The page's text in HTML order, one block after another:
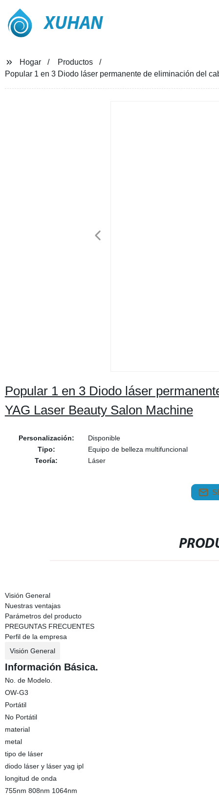
XUHAN
Hogar
Productos
Popular 1 en 3 Diodo láser permanente de eliminación del
Popular 1 en 3 Diodo láser
YAG Laser Beauty Salon Machine
Personalización:
Disponible
Tipo:
Equipo de belleza multifuncional
Teoría:
Láser
Visión General
Nuestras ventajas
Parámetros del producto
PREGUNTAS FRECUENTES
Perfil de la empresa
Visión General
Información Básica.
No. de Modelo.
OW-G3
Portátil
No Portátil
material
metal
tipo de láser
diodo láser y láser yag ipl
longitud de onda
755nm 808nm 1064nm